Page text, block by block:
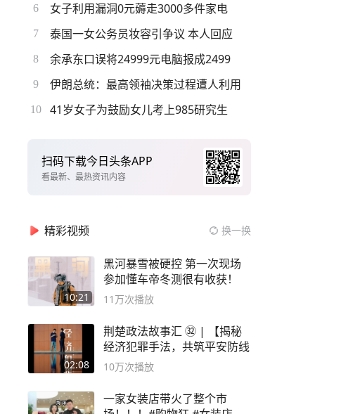
6 女子利用漏洞0元薅走3000多件家电
7 泰国一女公务员妆容引争议 本人回应
8 余承东口误将24999元电脑报成2499
9 伊朗总统：最高领袖决策过程遭人利用
10 41岁女子为鼓励女儿考上985研究生
扫码下载今日头条APP
看最新、最热资讯内容
精彩视频 换一换
10:21
黑河暴雪被硬控 第一次现场
参加懂车帝冬测很有收获！
11万次播放
02:08
荆楚政法故事汇 ㉜ | 【揭秘
经济犯罪手法，共筑平安防线
10万次播放
一家女装店带火了整个市